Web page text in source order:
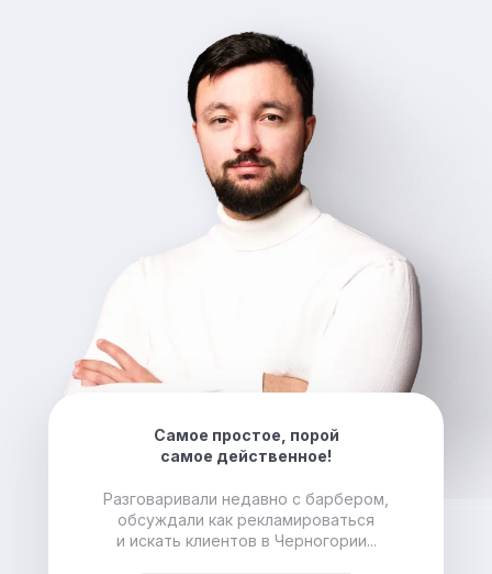
Самое простое, порой
самое действенное!
Разговаривали недавно с барбером,
обсуждали как рекламироваться
и искать клиентов в Черногории...